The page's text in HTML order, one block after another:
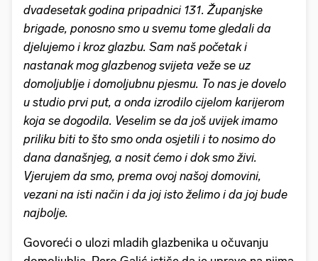
dvadesetak godina pripadnici 131. Županjske
brigade, ponosno smo u svemu tome gledali da
djelujemo i kroz glazbu. Sam naš početak i
nastanak mog glazbenog svijeta veže se uz
domoljublje i domoljubnu pjesmu. To nas je dovelo
u studio prvi put, a onda izrodilo cijelom karijerom
koja se dogodila. Veselim se da još uvijek imamo
priliku biti to što smo onda osjetili i to nosimo do
dana današnjeg, a nosit ćemo i dok smo živi.
Vjerujem da smo, prema ovoj našoj domovini,
vezani na isti način i da joj isto želimo i da joj bude
najbolje.
Govoreći o ulozi mladih glazbenika u očuvanju